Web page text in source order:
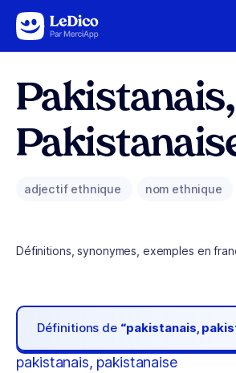
Aller au contenu
Pakistanais,
adjectif ethnique nom ethnique
Définitions, synonymes, exemples en
Définitions de “pakistanais,
pakistanais, pakistanaise